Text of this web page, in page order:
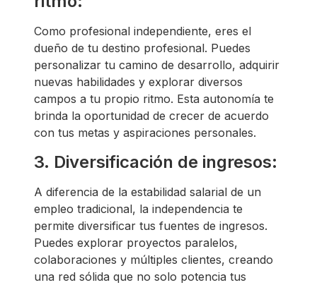
Como profesional independiente, eres el
dueño de tu destino profesional. Puedes
personalizar tu camino de desarrollo, adquirir
nuevas habilidades y explorar diversos
campos a tu propio ritmo. Esta autonomía te
brinda la oportunidad de crecer de acuerdo
con tus metas y aspiraciones personales.
3. Diversificación de ingresos:
A diferencia de la estabilidad salarial de un
empleo tradicional, la independencia te
permite diversificar tus fuentes de ingresos.
Puedes explorar proyectos paralelos,
colaboraciones y múltiples clientes, creando
una red sólida que no solo potencia tus